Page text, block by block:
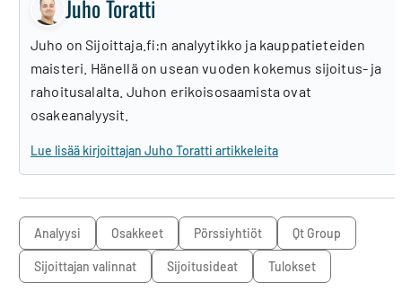
Juho Toratti
Juho on Sijoittaja.fi:n analyytikko ja kauppatieteiden
maisteri. Hänellä on usean vuoden kokemus sijoitus- ja
rahoitusalalta. Juhon erikoisosaamista ovat
osakeanalyysit.
Lue lisää kirjoittajan Juho Toratti artikkeleita
analyysi osakkeet pörssiyhtiöt Qt Group
sijoittajan valinnat sijoitusideat tulokset